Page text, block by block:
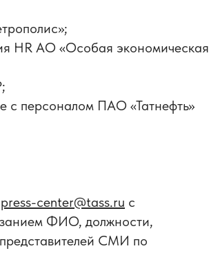
HR АО «Особая экономическая
с персоналом ПАО «Татнефть»
press-center@tass.ru с
ФИО, должности,
представителей СМИ по